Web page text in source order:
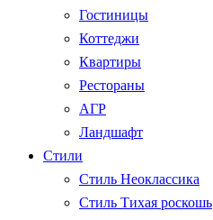
Гостиницы
Коттеджи
Квартиры
Рестораны
АГР
Ландшафт
Стили
Стиль Неоклассика
Стиль Тихая роскошь